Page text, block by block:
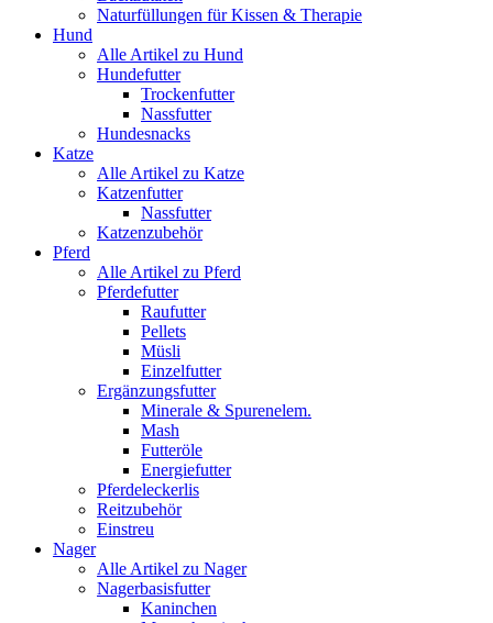
Naturfüllungen für Kissen & Therapie
Hund
Alle Artikel zu Hund
Hundefutter
Trockenfutter
Nassfutter
Hundesnacks
Katze
Alle Artikel zu Katze
Katzenfutter
Nassfutter
Katzenzubehör
Pferd
Alle Artikel zu Pferd
Pferdefutter
Raufutter
Pellets
Müsli
Einzelfutter
Ergänzungsfutter
Minerale & Spurenelem.
Mash
Futteröle
Energiefutter
Pferdeleckerlis
Reitzubehör
Einstreu
Nager
Alle Artikel zu Nager
Nagerbasisfutter
Kaninchen